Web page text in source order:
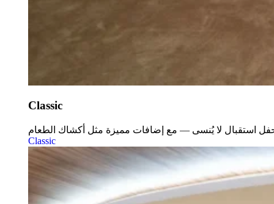
Classic
Classic